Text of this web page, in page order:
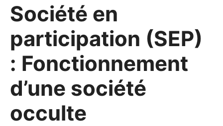
Société en
participation (SEP)
: Fonctionnement
d’une société
occulte